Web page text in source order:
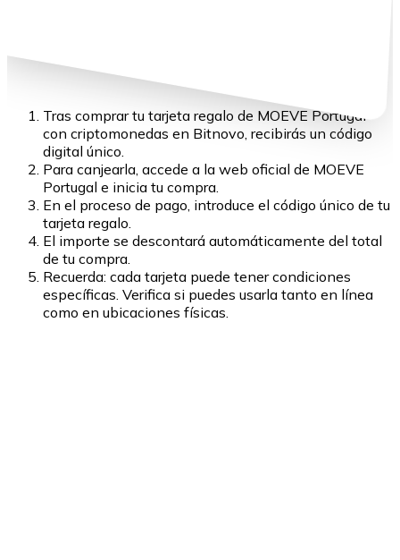
Tras comprar tu tarjeta regalo de MOEVE Portugal
con criptomonedas en Bitnovo, recibirás un código
digital único.
Para canjearla, accede a la web oficial de MOEVE
Portugal e inicia tu compra.
En el proceso de pago, introduce el código único de tu
tarjeta regalo.
El importe se descontará automáticamente del total
de tu compra.
Recuerda: cada tarjeta puede tener condiciones
específicas. Verifica si puedes usarla tanto en línea
como en ubicaciones físicas.